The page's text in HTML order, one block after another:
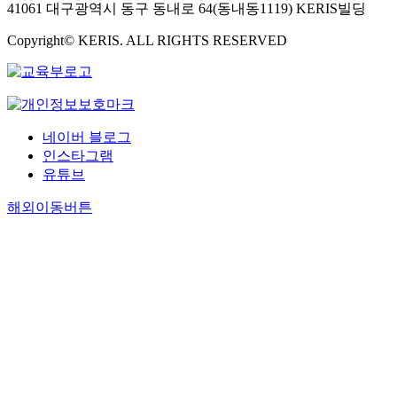
41061 대구광역시 동구 동내로 64(동내동1119) KERIS빌딩
Copyright© KERIS. ALL RIGHTS RESERVED
네이버 블로그
인스타그램
유튜브
해외이동버튼